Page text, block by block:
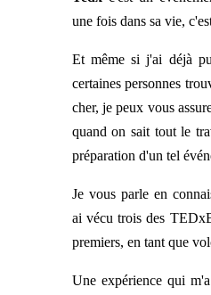
une fois dans sa vie,
Et même si j'ai déjà
certaines personnes
cher, je peux vous
quand on sait tout le
préparation d'un tel
Je vous parle en
ai vécu trois des
premiers, en tant que
Une expérience qui